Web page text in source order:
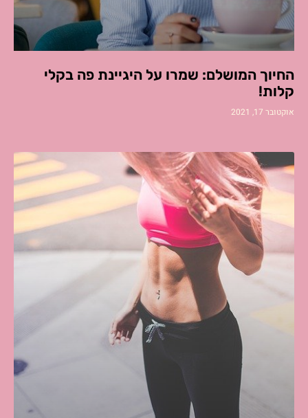
החיוך המושלם: שמרו על היגיינת פה בקלי
קלות!
אוקטובר 17, 2021